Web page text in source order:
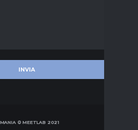
© MEETLAB 2021